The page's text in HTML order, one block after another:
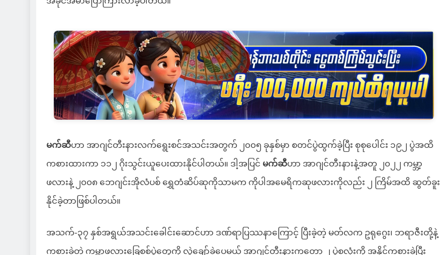
မက်ဆီဟာ အာဂျင်တီးနားလက်ရွေးစင်အသင်းအတွက် ၂၀၀၅ ခုနှစ်မှာ စတင်ပွဲထွက်ခဲ့ပြီး စုစုပေါင်း ၁၉၂ ပွဲအထိ
ကစားထားကာ ၁၁၂ ဂိုးသွင်းယူပေးထားနိုင်ပါတယ်။ ဒါ့အပြင် မက်ဆီဟာ အာဂျင်တီးနားနဲ့အတူ ၂၀၂၂ ကမ္ဘာ့
ဖလားနဲ့ ၂၀၀၈ ဘေဂျင်းအိုလံပစ် ရွှေတံဆိပ်ဆုကိုသာမက ကိုပါအမေရိကဆုဖလားကိုလည်း ၂ ကြိမ်အထိ ဆွတ်ခူး
နိုင်ခဲ့တာဖြစ်ပါတယ်။
အသက်-၃၇ နှစ်အရွယ်အသင်းခေါင်းဆောင်ဟာ ဒဏ်ရာပြဿနာကြောင့် ပြီးခဲ့တဲ့ မတ်လက ဥရုဂွေး၊ ဘရာဇီးတို့နဲ့
ကစားခဲ့တဲ့ ကမ္ဘာ့ဖလားခြေစစ်ပွဲတွေကို လွဲချော်ခဲ့ပေမယ့် အာဂျင်တီးနားကတော့ ၂ ပွဲစလုံးကို အနိုင်ကစားခဲ့ပြီး